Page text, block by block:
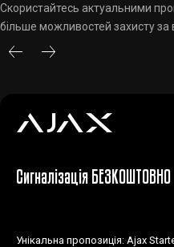
Скористайтесь актуальними
більше можливостей захисту за
Сигналізація БЕЗКОШТОВНО
Унікальна пропозиція: Ajax